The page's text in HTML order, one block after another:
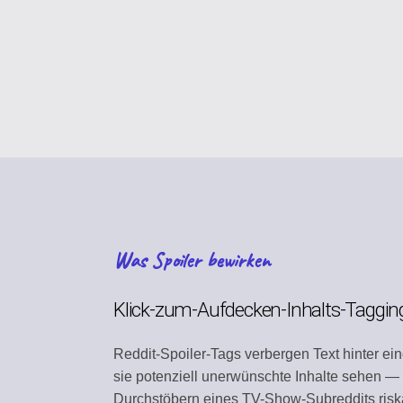
TEAM
Work together
SEARCH
Find relevant content
Was Spoiler bewirken
Klick-zum-Aufdecken-Inhalts-
Reddit-Spoiler-Tags verbergen Text hinter
sie potenziell unerwünschte Inhalte sehen
Durchstöbern eines TV-Show-Subreddits